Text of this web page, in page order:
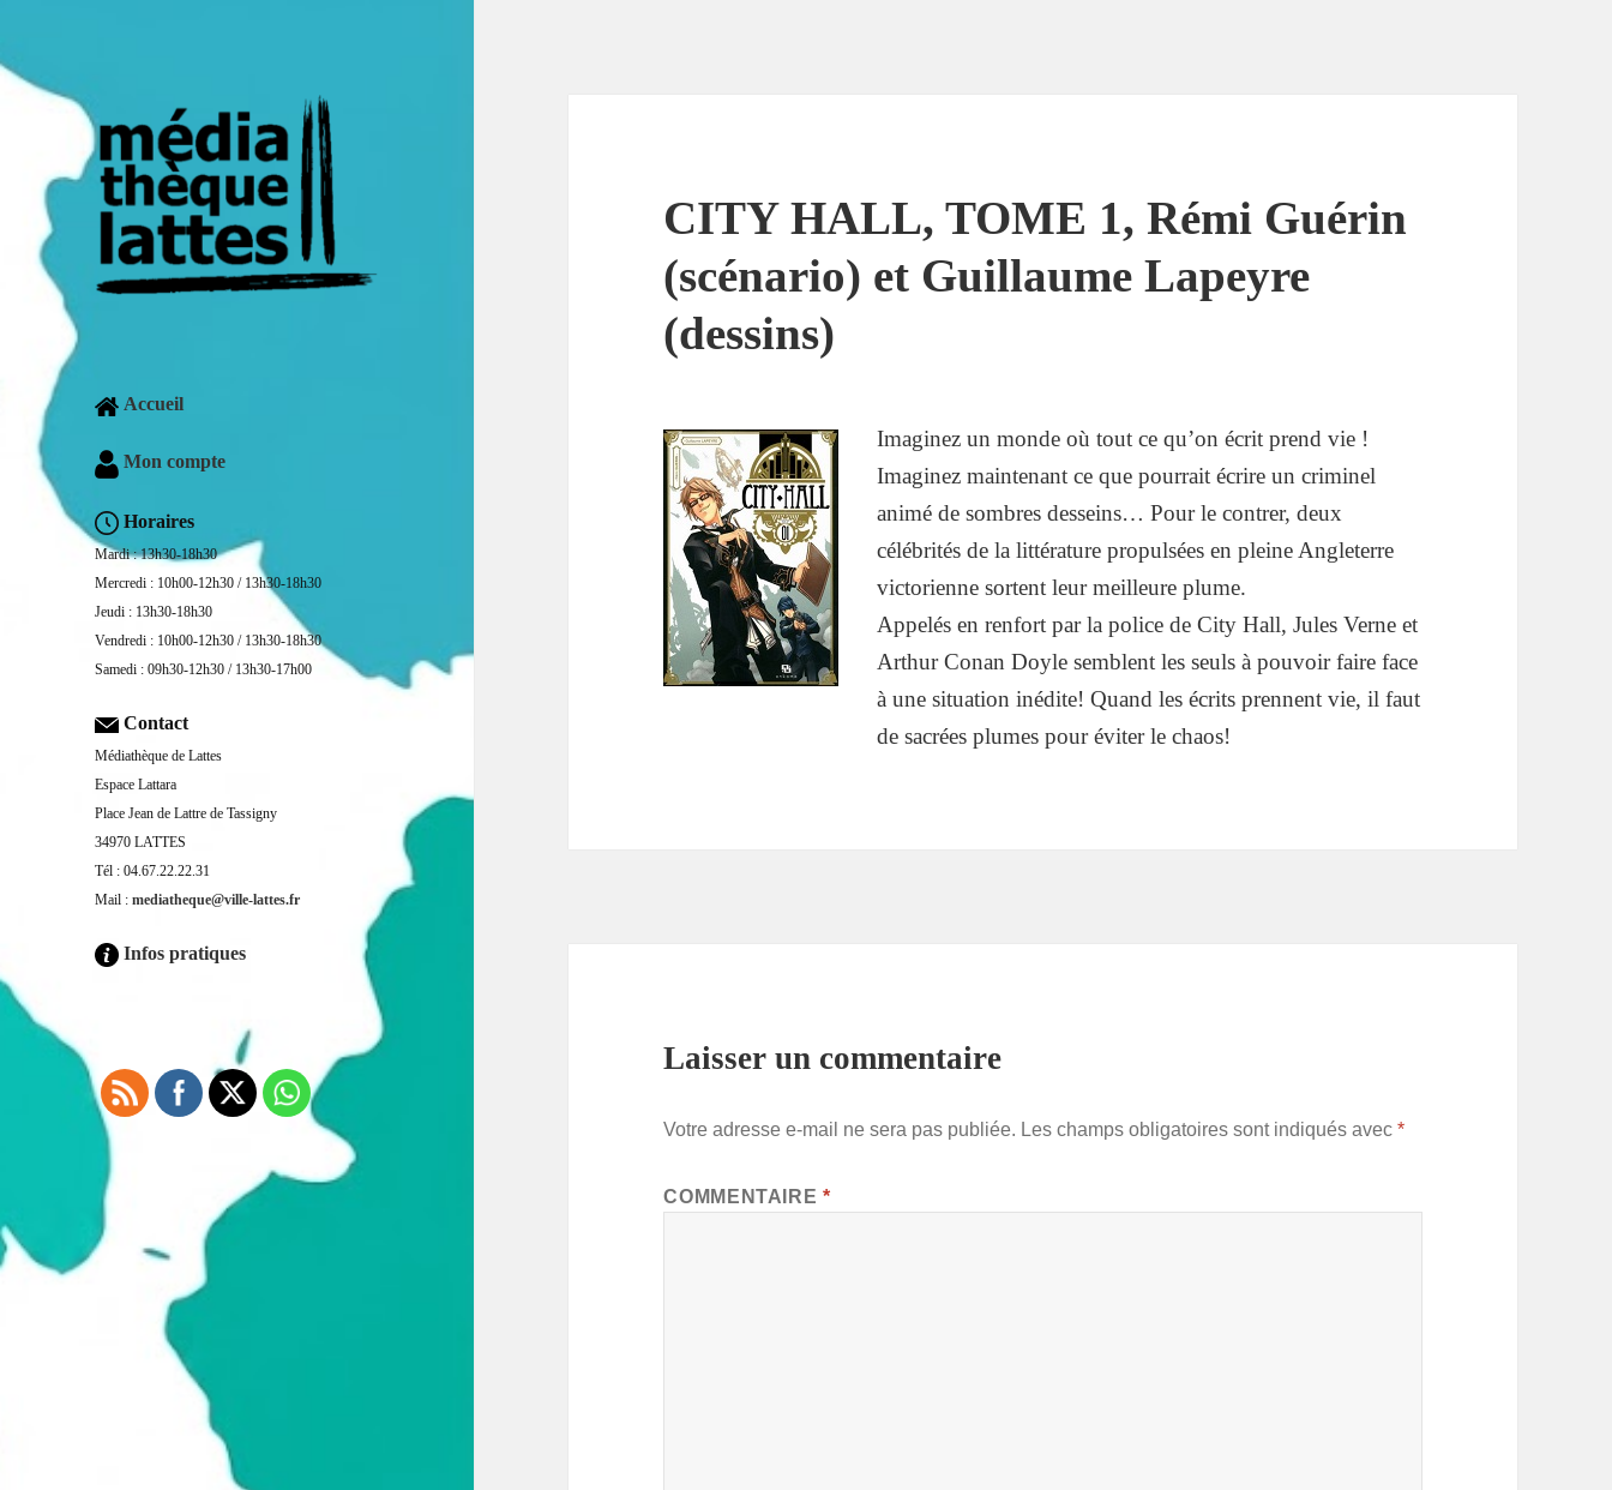
Accueil
Mon compte
Horaires
Mardi : 13h30-18h30
Mercredi : 10h00-12h30 / 13h30-18h30
Jeudi : 13h30-18h30
Vendredi : 10h00-12h30 / 13h30-18h30
Samedi : 09h30-12h30 / 13h30-17h00
Contact
Médiathèque de Lattes
Espace Lattara
Place Jean de Lattre de Tassigny
34970 LATTES
Tél : 04.67.22.22.31
Mail :mediatheque@ville-lattes.fr
Infos pratiques
Facebook is disabled.
CITY HALL, TOME 1, Rémi Guérin
(scénario) et Guillaume Lapeyre
(dessins)
Imaginez un monde où tout ce qu’on écrit prend vie !
Imaginez maintenant ce que pourrait écrire un criminel
animé de sombres desseins… Pour le contrer, deux
célébrités de la littérature propulsées en pleine Angleterre
victorienne sortent leur meilleure plume.
Appelés en renfort par la police de City Hall, Jules Verne et
Arthur Conan Doyle semblent les seuls à pouvoir faire face
à une situation inédite! Quand les écrits prennent vie, il faut
de sacrées plumes pour éviter le chaos!
Laisser un commentaire
Votre adresse e-mail ne sera pas publiée. Les champs obligatoires sont indiqués avec*
COMMENTAIRE*